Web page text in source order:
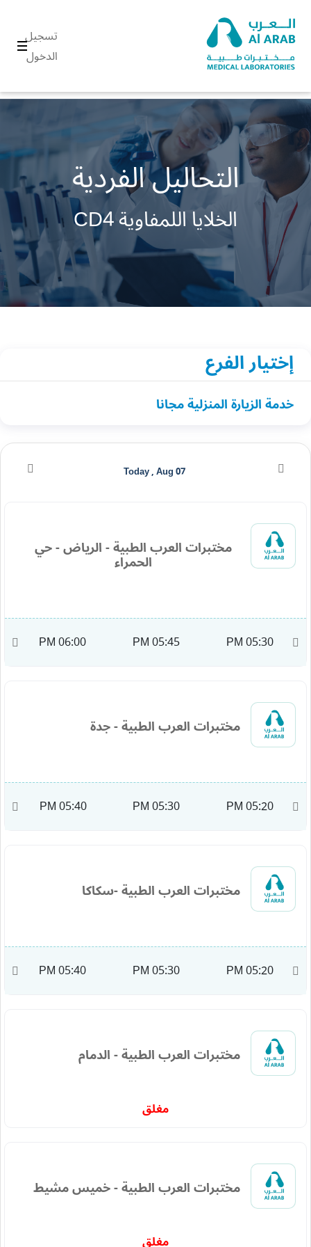
تسجيل
الدخول
التحاليل الفردية
الخلايا اللمفاوية CD4
إختيار الفرع
خدمة الزيارة المنزلية مجانا
مختبرات العرب الطبية - الرياض - حي
الحمراء
05:30 PM
05:45 PM
06:00 PM
مختبرات العرب الطبية - جدة
05:20 PM
05:30 PM
05:40 PM
مختبرات العرب الطبية -سكاكا
05:20 PM
05:30 PM
05:40 PM
مختبرات العرب الطبية - الدمام
مغلق
مختبرات العرب الطبية - خميس مشيط
مغلق